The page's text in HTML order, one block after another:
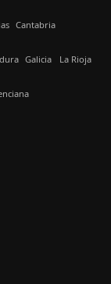
Cantabria
Galicia La Rioja